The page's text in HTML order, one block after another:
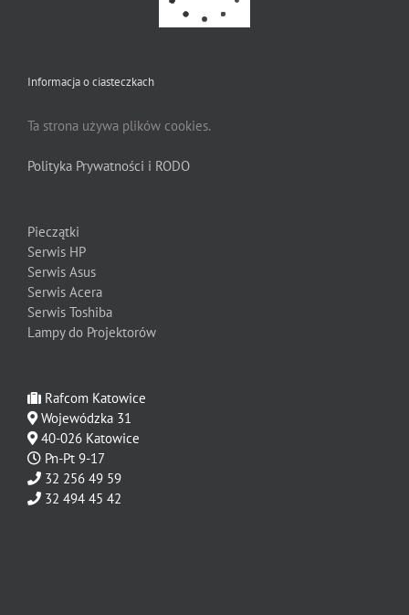
Informacja o ciasteczkach
Ta strona używa plików cookies.
Polityka Prywatności i RODO
Pieczątki
Serwis HP
Serwis Asus
Serwis Acera
Serwis Toshiba
Lampy do Projektorów
Rafcom Katowice
Wojewódzka 31
40-026 Katowice
Pn-Pt 9-17
32 256 49 59
32 494 45 42